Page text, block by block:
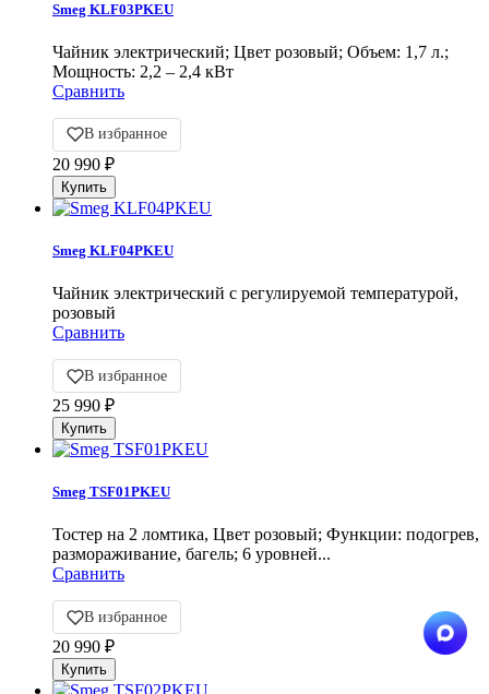
Smeg KLF03PKEU
Чайник электрический; Цвет розовый; Объем: 1,7 л.;
Мощность: 2,2 – 2,4 кВт
Сравнить
В избранное
20 990 ₽
Smeg KLF04PKEU
Чайник электрический с регулируемой температурой,
розовый
Сравнить
В избранное
25 990 ₽
Smeg TSF01PKEU
Тостер на 2 ломтика, Цвет розовый; Функции: подогрев,
размораживание, багель; 6 уровней...
Сравнить
В избранное
20 990 ₽